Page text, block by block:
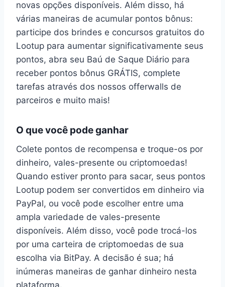
novas opções disponíveis. Além disso, há
várias maneiras de acumular pontos bônus:
participe dos brindes e concursos gratuitos do
Lootup para aumentar significativamente seus
pontos, abra seu Baú de Saque Diário para
receber pontos bônus GRÁTIS, complete
tarefas através dos nossos offerwalls de
parceiros e muito mais!
O que você pode ganhar
Colete pontos de recompensa e troque-os por
dinheiro, vales-presente ou criptomoedas!
Quando estiver pronto para sacar, seus pontos
Lootup podem ser convertidos em dinheiro via
PayPal, ou você pode escolher entre uma
ampla variedade de vales-presente
disponíveis. Além disso, você pode trocá-los
por uma carteira de criptomoedas de sua
escolha via BitPay. A decisão é sua; há
inúmeras maneiras de ganhar dinheiro nesta
plataforma.